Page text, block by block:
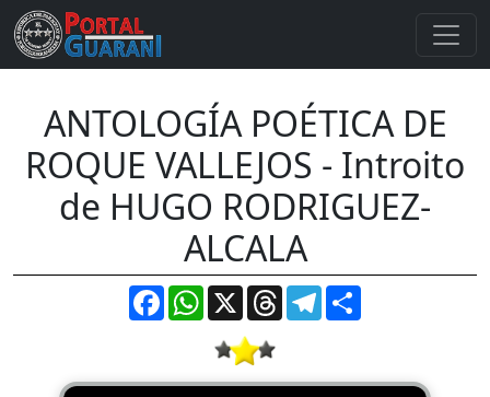
ANTOLOGÍA POÉTICA DE
ROQUE VALLEJOS - Introito
de HUGO RODRIGUEZ-
ALCALA
FacebookWhatsApp
X ThreadsTelegram